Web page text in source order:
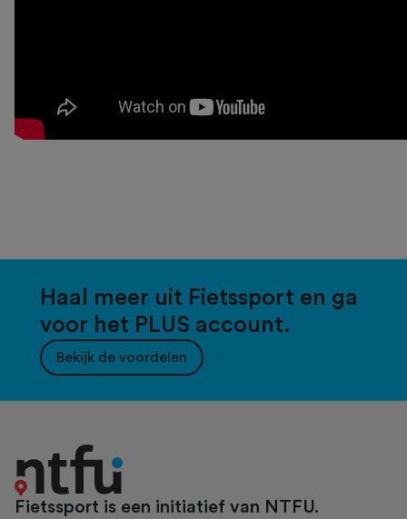
Haal meer uit Fietssport en ga
voor het PLUS account.
Bekijk de voordelen
Fietssport is een initiatief van NTFU.